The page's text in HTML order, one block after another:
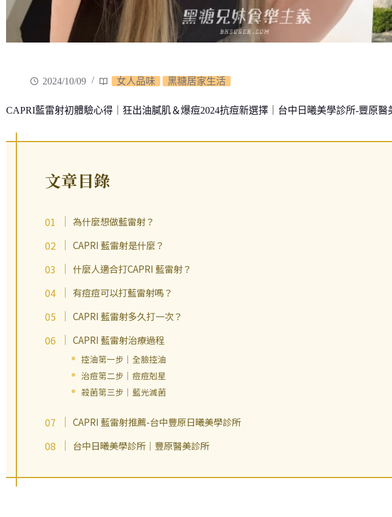
2024/10/09 女人品味 黑糖居家生活
CAPRI藍雷射初體驗心得｜狂出油膩肌＆爆痘2024抗痘新選擇｜台中日曦美學診所-豐原醫
文章目錄
為什麼想做藍雷射？
CAPRI 藍雷射是什麼？
什麼人適合打CAPRI 藍雷射？
有痘痘可以打藍雷射嗎？
CAPRI 藍雷射多久打一次？
CAPRI 藍雷射治療過程
控油第一步｜全臉控油
治痘第二步｜痘痘剋星
殺菌第三步｜藍光滅菌
CAPRI 藍雷射推薦-台中豐原日曦美學診所
台中日曦美學診所｜豐原醫美診所